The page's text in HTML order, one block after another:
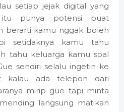
setiap jejak digital yang
punya potensi buat
berarti kamu nggak boleh
setidaknya kamu tahu
tahu keluarga kamu soal
sendiri selalu ingetin ke
kalau ada telepon dari
mirip gue tapi minta
langsung matikan